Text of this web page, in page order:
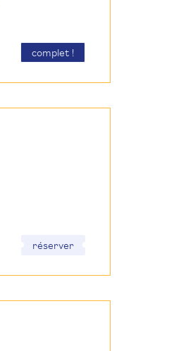
complet !
réserver